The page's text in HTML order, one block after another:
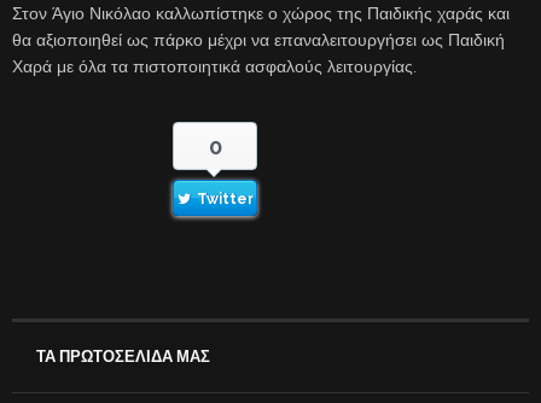
Στον Άγιο Νικόλαο καλλωπίστηκε ο χώρος της Παιδικής χαράς και
θα αξιοποιηθεί ως πάρκο μέχρι να επαναλειτουργήσει ως Παιδική
Χαρά με όλα τα πιστοποιητικά ασφαλούς λειτουργίας.
0
Twitter
ΤΑ ΠΡΩΤΟΣΕΛΙΔΑ ΜΑΣ